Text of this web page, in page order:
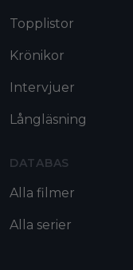
Topplistor
Krönikor
Intervjuer
Långläsning
DATABAS
Alla filmer
Alla serier